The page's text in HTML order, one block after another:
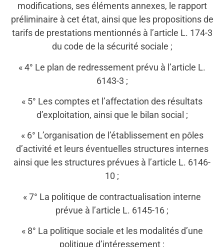
modifications, ses éléments annexes, le rapport
préliminaire à cet état, ainsi que les propositions de
tarifs de prestations mentionnés à l’article L. 174-3
du code de la sécurité sociale ;
« 4° Le plan de redressement prévu à l’article L.
6143-3 ;
« 5° Les comptes et l’affectation des résultats
d’exploitation, ainsi que le bilan social ;
« 6° L’organisation de l’établissement en pôles
d’activité et leurs éventuelles structures internes
ainsi que les structures prévues à l’article L. 6146-
10 ;
« 7° La politique de contractualisation interne
prévue à l’article L. 6145-16 ;
« 8° La politique sociale et les modalités d’une
politique d’intéressement ;